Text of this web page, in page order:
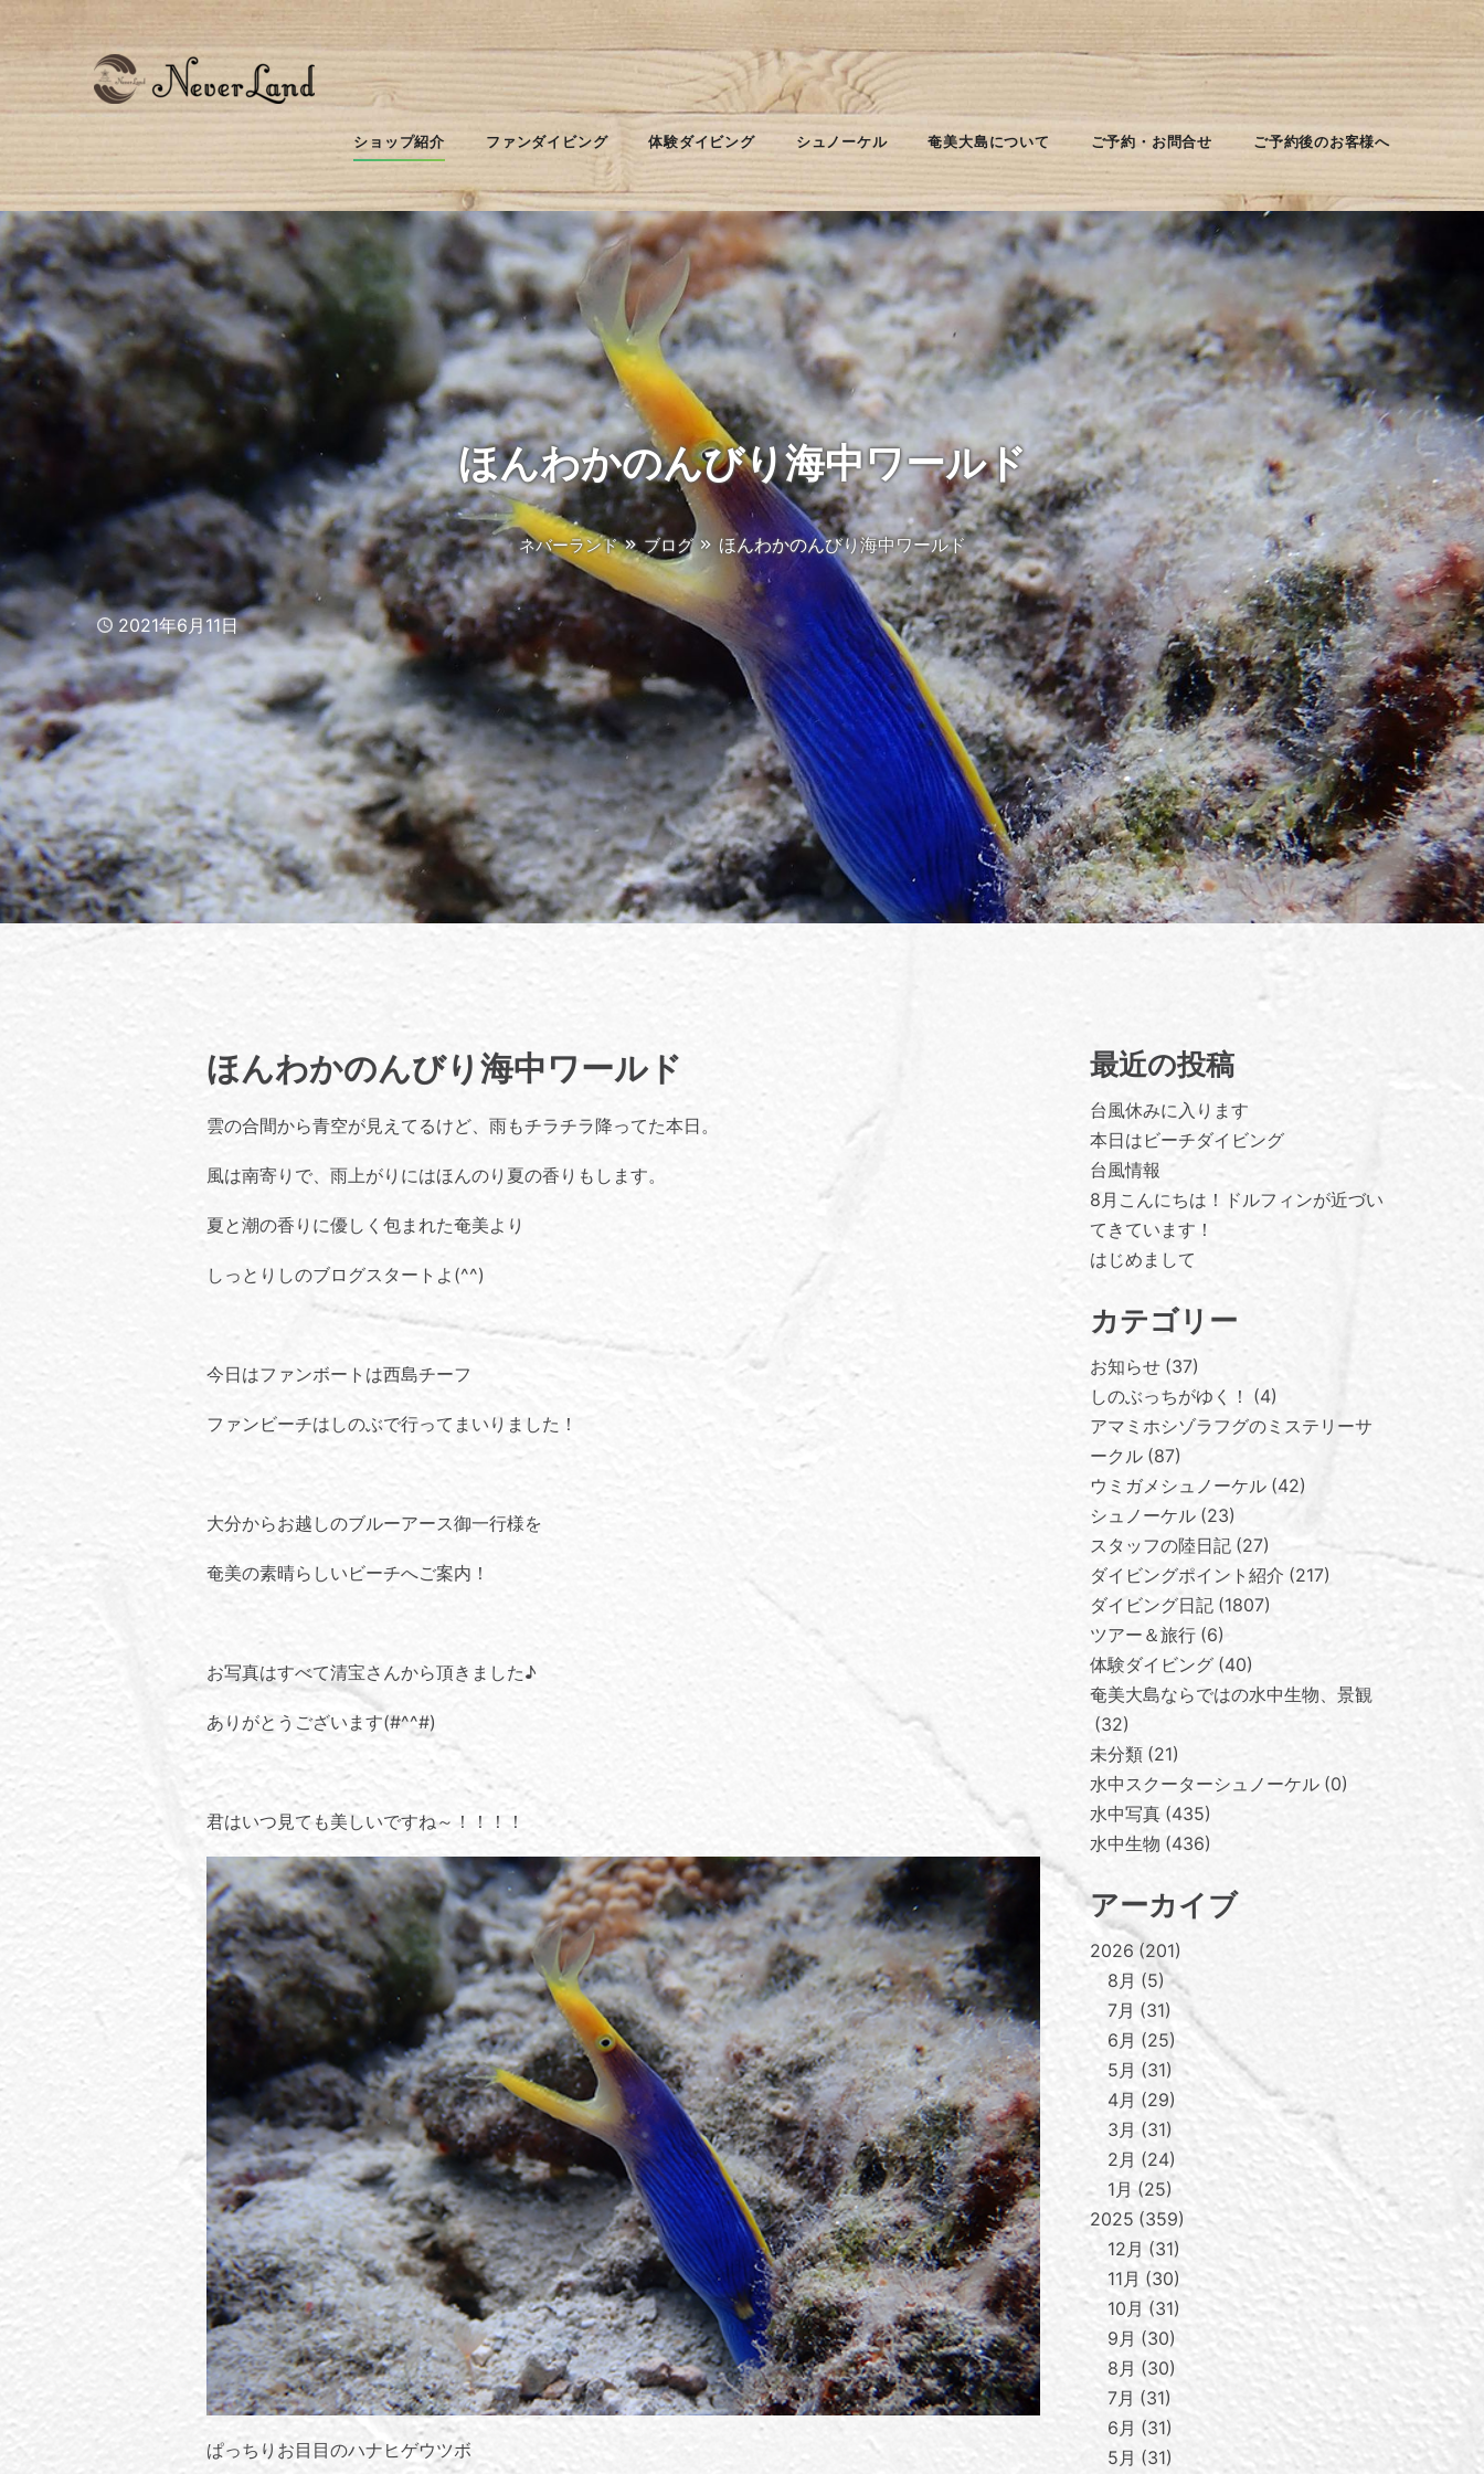
ショップ紹介 ファンダイビング 体験ダイビング シュノーケル 奄美大島について ご予約・お問合せ ご予約後のお客様へ
ほんわかのんびり海中ワールド
ネバーランド ブログ ほんわかのんびり海中ワールド
Published
2021年6月11日
ほんわかのんびり海中ワールド
雲の合間から青空が見えてるけど、雨もチラチラ降ってた本日。
風は南寄りで、雨上がりにはほんのり夏の香りもします。
夏と潮の香りに優しく包まれた奄美より
しっとりしのブログスタートよ(^^)
今日はファンボートは西島チーフ
ファンビーチはしのぶで行ってまいりました！
大分からお越しのブルーアース御一行様を
奄美の素晴らしいビーチへご案内！
お写真はすべて清宝さんから頂きました♪
ありがとうございます(#^^#)
君はいつ見ても美しいですね～！！！！
ぱっちりお目目のハナヒゲウツボ
最近の投稿
台風休みに入ります
本日はビーチダイビング
台風情報
8月こんにちは！ドルフィンが近づい
てきています！
はじめまして
カテゴリー
お知らせ 37
しのぶっちがゆく！
4
アマミホシゾラフグのミステリーサ
ークル 87
ウミガメシュノーケル 42
シュノーケル 23
スタッフの陸日記 27
ダイビングポイント紹介 217
ダイビング日記 1807
ツアー＆旅行 6
体験ダイビング 40
奄美大島ならではの水中生物、景観
32
未分類 21
水中スクーターシュノーケル 0
水中写真 435
水中生物 436
アーカイブ
2026 201
8月
5
7月
31
6月
25
5月
31
4月
29
3月 31
2月
24
1月
25
2025 359
12月
31
11月
30
10月
31
9月
30
8月
30
7月
31
6月
31
5月
31